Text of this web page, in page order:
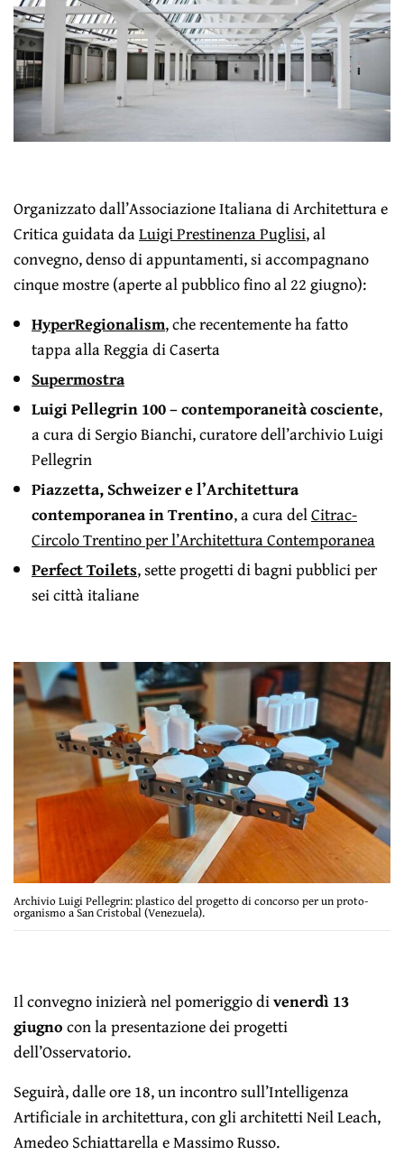
Organizzato dall’Associazione Italiana di Architettura e
Critica guidata daLuigi Prestinenza Puglisi, al
convegno, denso di appuntamenti, si accompagnano
cinque mostre (aperte al pubblico fino al 22 giugno):
HyperRegionalism, che recentemente ha fatto
tappa alla Reggia di Caserta
Supermostra
Luigi Pellegrin 100 – contemporaneità cosciente,
a cura di Sergio Bianchi, curatore dell’archivio Luigi
Pellegrin
Piazzetta, Schweizer e l’Architettura
contemporanea in Trentino, a cura delCitrac-
Circolo Trentino per l’Architettura Contemporanea
Perfect Toilets, sette progetti di bagni pubblici per
sei città italiane
Archivio Luigi Pellegrin: plastico del progetto di concorso per un proto-
organismo a San Cristobal (Venezuela).
Il convegno inizierà nel pomeriggio divenerdì 13
giugnocon la presentazione dei progetti
dell’Osservatorio.
Seguirà, dalle ore 18, un incontro sull’Intelligenza
Artificiale in architettura, con gli architettiNeil Leach,
Amedeo Schiattarella e Massimo Russo.